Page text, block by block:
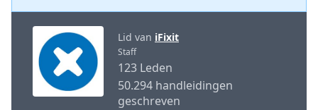
Lid van iFixit
Staff
123 Leden
50.294 handleidingen
geschreven